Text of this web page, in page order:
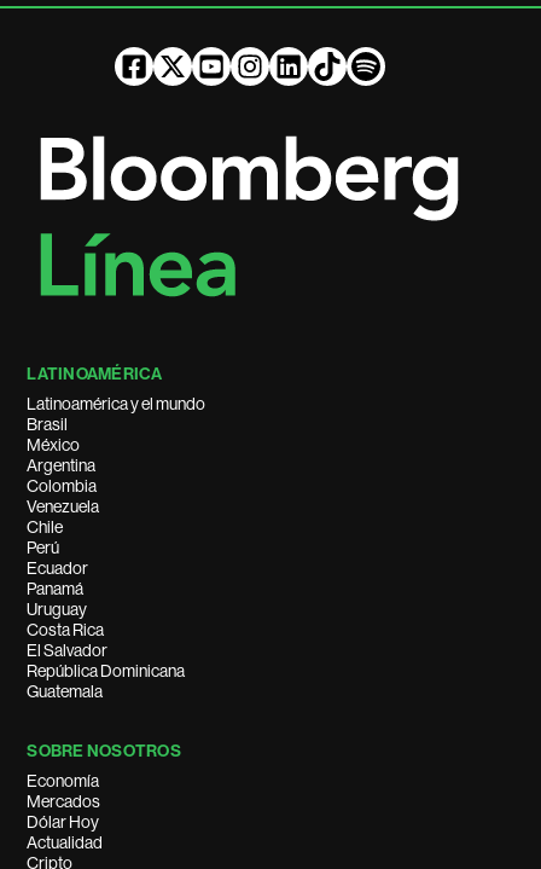
LATINOAMÉRICA
Latinoamérica y el mundo
Brasil
México
Argentina
Colombia
Venezuela
Chile
Perú
Ecuador
Panamá
Uruguay
Costa Rica
El Salvador
República Dominicana
Guatemala
SOBRE NOSOTROS
Economía
Mercados
Dólar Hoy
Actualidad
Cripto